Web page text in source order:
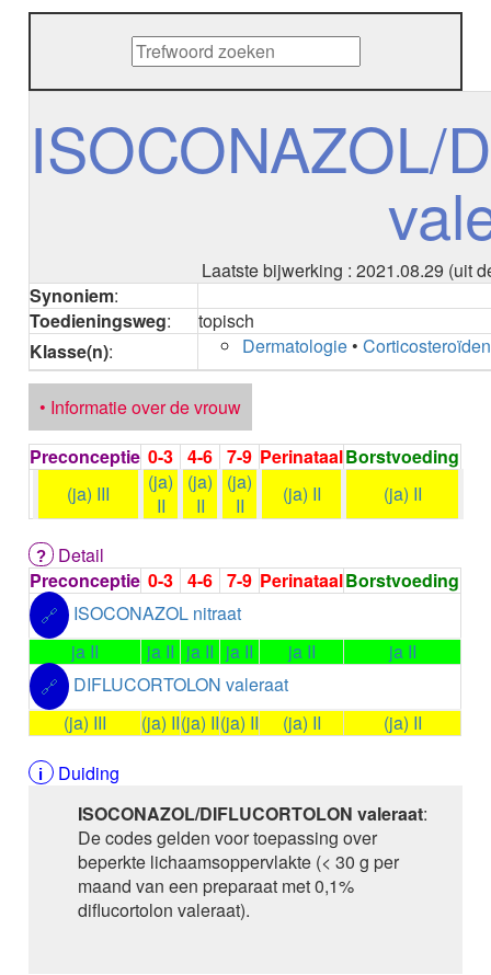
METHENAMINE
ADALIMUMAB
ADAPALEEN
ADAPALEEN / BENZOYLPEROXIDE
ADENOSINE
AESCINE
AFLIBERCEPT intravitreaal
AGALSIDASE alfa
AGALSIDASE bèta
AGOMELATINE
ALBIGLUTIDE
ALBUTREPENONACOG ALFA
Stollingsfactor IX; Factor IX
ALCOHOL
ETHANOL
ALECTINIB
ALEMTUZUMAB
ALENDRONAAT
ALENDRONAAT/VIT D3
ALENDRONAAT / VITAMINE D3 / CACO3
ALFA-1-PROTEINASEREMMER humaan
ALFENTANYL HCl
ALFUZOSINE
ALGELDRAAT
ALGELDRAAT / MAGNESIUM HYDROXYDE
ALGINAAT Na / BICARBONAAT Na
ALGINAAT Na / Na BICARBONAAT / CALCIUM
CARBONAAT
ALGINEZUUR
ALGLUCOSIDASE alfa
ALIROCUMAB
ALITRETINOINE
ALIZAPRIDE
ALLOPURINOL
ISOCONAZOL/
Laatste bijwerking : 2021.08.29 (uit
Synoniem:
Toedieningsweg:
topisch
Klasse(n): Dermatologie •Corticosteroïden
• Informatie over de vrouw
Preconceptie 0-3 4-6 7-9 PerinataalBorstvoeding
(ja) III
(ja)
II
(ja)
II
(ja)
II
(ja) II (ja) II
Detail
Preconceptie 0-3 4-6 7-9 PerinataalBorstvoeding
🔗
ISOCONAZOL nitraat
ja II
ja II ja II ja II ja II
ja II
🔗
DIFLUCORTOLON valeraat
(ja) III
(ja) II(ja) II(ja) II (ja) II
(ja) II
Duiding
ISOCONAZOL/DIFLUCORTOLON valeraat:
De codes gelden voor toepassing over
beperkte lichaamsoppervlakte (< 30 g per
maand van een preparaat met 0,1%
diflucortolon valeraat).